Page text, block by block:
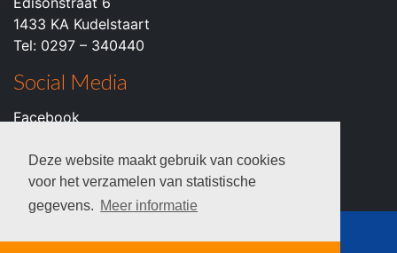
Deze website maakt gebruik van cookies
voor het verzamelen van statistische
gegevens. Meer informatie
1433 KA Kudelstaart
Tel: 0297 – 340440
Social Media
Facebook
Youtube